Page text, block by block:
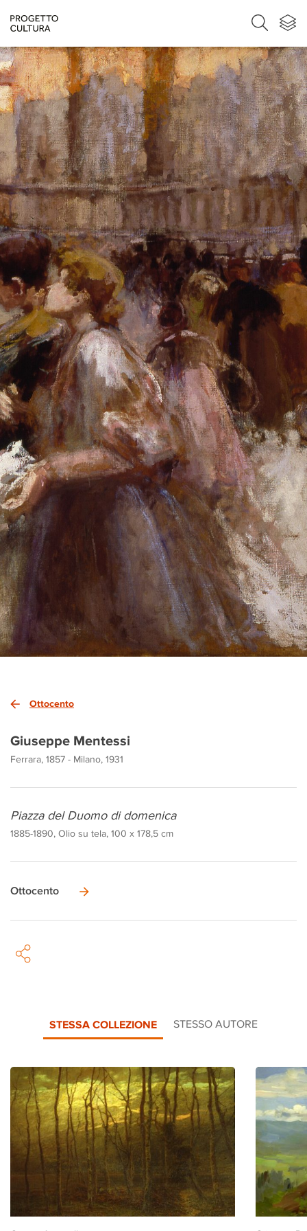
Ottocento
Giuseppe Mentessi
Ferrara, 1857 - Milano, 1931
Piazza del Duomo di domenica
1885-1890, Olio su tela, 100 x 178,5 cm
Ottocento
STESSA COLLEZIONE STESSO AUTORE